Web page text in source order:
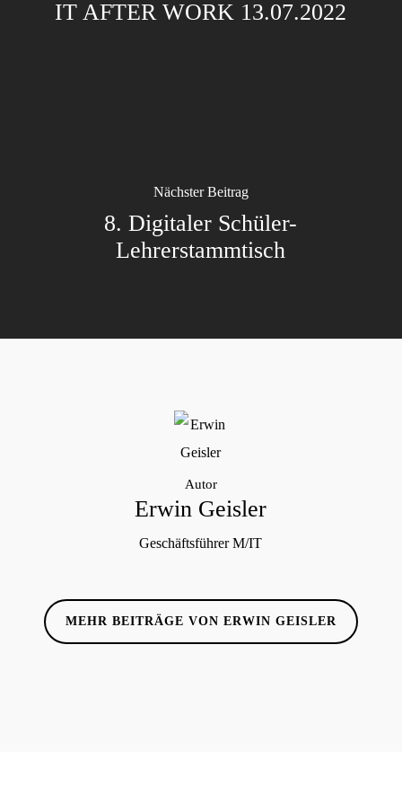
IT AFTER WORK 13.07.2022
Nächster Beitrag
8. Digitaler Schüler-
Lehrerstammtisch
Autor
Erwin Geisler
Geschäftsführer M/IT
MEHR BEITRÄGE VON ERWIN GEISLER